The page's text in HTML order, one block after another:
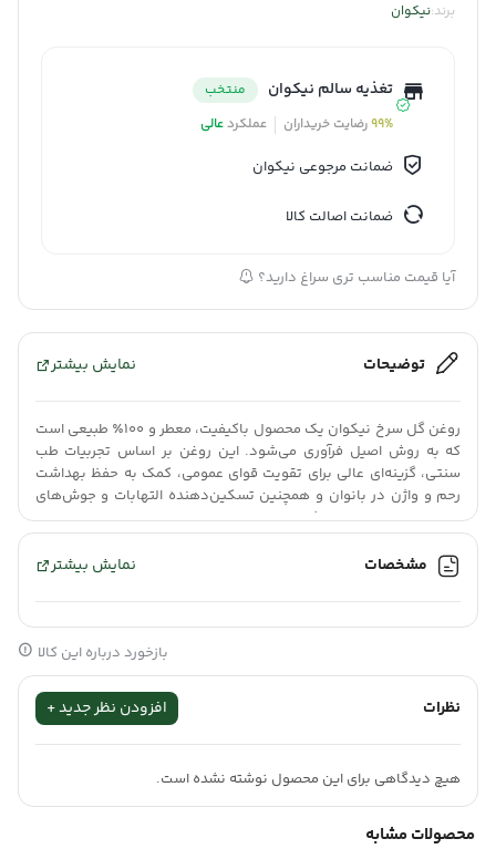
برند:نیکوان
تغذیه سالم نیکوان
منتخب
99%رضایت خریداران عملکردعالی
ضمانت مرجوعی نیکوان
ضمانت اصالت کالا
آیا قیمت مناسب تری سراغ دارید؟
توضیحات نمایش بیشتر
روغن گل سرخ نیکوان یک محصول باکیفیت، معطر و ۱۰۰٪ طبیعی است
که به روش اصیل فرآوری می‌شود. این روغن بر اساس تجربیات طب
سنتی، گزینه‌ای عالی برای تقویت قوای عمومی، کمک به حفظ بهداشت
رحم و واژن در بانوان و همچنین تسکین‌دهنده التهابات و جوش‌های
پوستی پس از اصلاح به شمار می‌رود.
بررسی
به عنوان یکی از معطرترین و اصیل‌ترین
نشاط جسمی و بهبود سطح انرژی موثر است. این روغن به دلیل ترکیبات
ارزشمند خود، به عنوان یک منبع عالی برای تقویت قوای عمومی، افزایش
اشتها و بهبود قوای جنسی شناخته می‌شود. علاوه بر این، در میان
واژن و مراقبت از سلامت رحم بانوان دارد.
ویژگی‌های درمانی و خواص روغن گل سرخ نیکوان
مشخصات نمایش بیشتر
بازخورد درباره این کالا
نظرات افزودن نظر جدید +
هیچ دیدگاهی برای این محصول نوشته نشده است.
محصولات مشابه